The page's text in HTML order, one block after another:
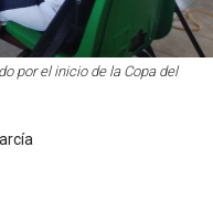
por el inicio de la Copa del